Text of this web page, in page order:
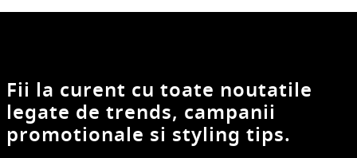
Fii la curent cu toate noutatile
legate de trends, campanii
promotionale si styling tips.